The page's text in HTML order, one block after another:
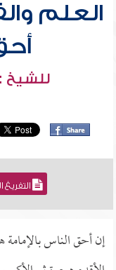
العلم
للشيخ
إن أحق الناس بالإمامة